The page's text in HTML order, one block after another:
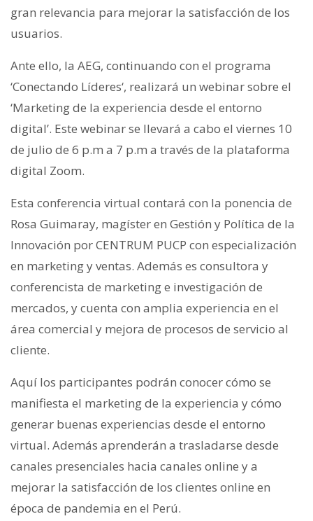
gran relevancia para mejorar la satisfacción de los
usuarios.
Ante ello, la AEG, continuando con el programa
‘Conectando Líderes‘, realizará un webinar sobre el
‘Marketing de la experiencia desde el entorno
digital’. Este webinar se llevará a cabo el viernes 10
de julio de 6 p.m a 7 p.m a través de la plataforma
digital Zoom.
Esta conferencia virtual contará con la ponencia de
Rosa Guimaray, magíster en Gestión y Política de la
Innovación por CENTRUM PUCP con especialización
en marketing y ventas. Además es consultora y
conferencista de marketing e investigación de
mercados, y cuenta con amplia experiencia en el
área comercial y mejora de procesos de servicio al
cliente.
Aquí los participantes podrán conocer cómo se
manifiesta el marketing de la experiencia y cómo
generar buenas experiencias desde el entorno
virtual. Además aprenderán a trasladarse desde
canales presenciales hacia canales online y a
mejorar la satisfacción de los clientes online en
época de pandemia en el Perú.